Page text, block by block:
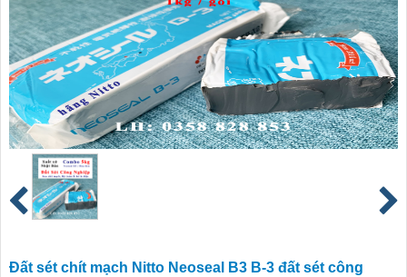
Đất sét chít mạch Nitto Neoseal B3 B-3 đất sét công